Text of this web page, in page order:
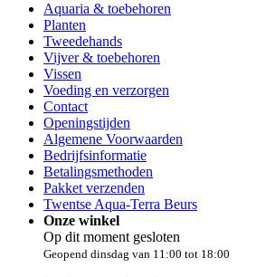
Aquaria & toebehoren
Planten
Tweedehands
Vijver & toebehoren
Vissen
Voeding en verzorgen
Contact
Openingstijden
Algemene Voorwaarden
Bedrijfsinformatie
Betalingsmethoden
Pakket verzenden
Twentse Aqua-Terra Beurs
Onze winkel
Op dit moment gesloten
Geopend dinsdag van 11:00 tot 18:00